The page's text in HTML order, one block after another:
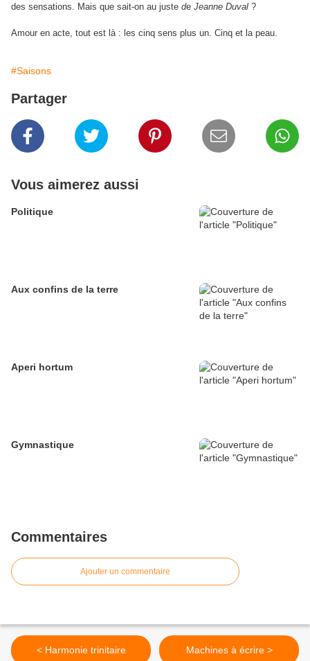
des sensations. Mais que sait-on au juste de Jeanne Duval ?
Amour en acte, tout est là : les cinq sens plus un. Cinq et la peau.
#Saisons
Partager
Vous aimerez aussi
Politique
Aux confins de la terre
Aperi hortum
Gymnastique
Commentaires
Ajouter un commentaire
< Harmonie trinitaire Machines à écrire >